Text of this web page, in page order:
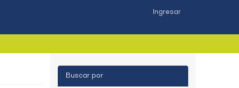
Ingresar
Buscar por